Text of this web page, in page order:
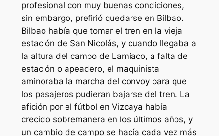
profesional con muy buenas condiciones,
sin embargo, prefirió quedarse en Bilbao.
Bilbao había que tomar el tren en la vieja
estación de San Nicolás, y cuando llegaba a
la altura del campo de Lamiaco, a falta de
estación o apeadero, el maquinista
aminoraba la marcha del convoy para que
los pasajeros pudieran bajarse del tren. La
afición por el fútbol en Vizcaya había
crecido sobremanera en los últimos años, y
un cambio de campo se hacía cada vez más